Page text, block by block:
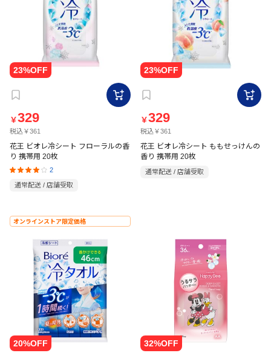
￥329
税込￥361
花王 ビオレ冷シート フローラルの香
り 携帯用 20枚
2
通常配送 / 店舗受取
￥329
税込￥361
花王 ビオレ冷シート ももせっけんの
香り 携帯用 20枚
通常配送 / 店舗受取
オンラインストア限定価格